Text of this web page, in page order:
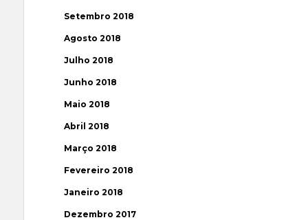
Setembro 2018
Agosto 2018
Julho 2018
Junho 2018
Maio 2018
Abril 2018
Março 2018
Fevereiro 2018
Janeiro 2018
Dezembro 2017